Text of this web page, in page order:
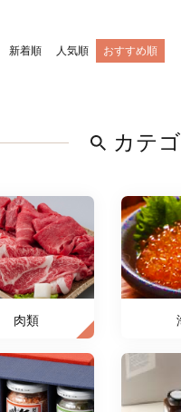
新着順 人気順 おすすめ順
カテ
肉類